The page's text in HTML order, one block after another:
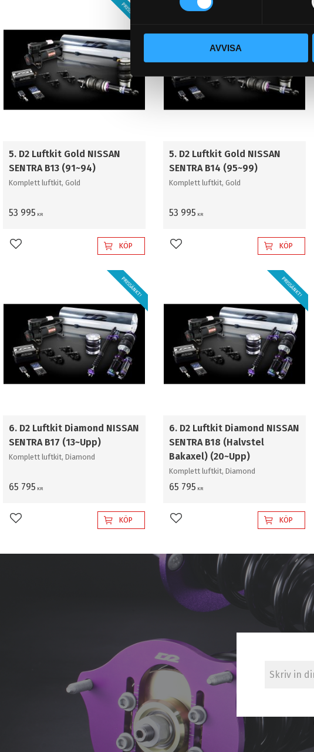
t
y
k
e
s
v
AVVISA
5. D2 Luftkit Gold NISSAN
SENTRA B13 (91~94)
Komplett luftkit, Gold
53 995 KR
PRISSÄNKT!
Lägg till i favoriter KÖP
5. D2 Luftkit Gold NISSAN
SENTRA B14 (95~99)
Komplett luftkit, Gold
53 995 KR
Lägg till i favoriter KÖP
6. D2 Luftkit Diamond NISSAN
SENTRA B17 (13~Upp)
Komplett luftkit, Diamond
65 795 KR
PRISSÄNKT!
Lägg till i favoriter KÖP
6. D2 Luftkit Diamond NISSAN
SENTRA B18 (Halvstel
Bakaxel) (20~Upp)
Komplett luftkit, Diamond
65 795 KR
PRISSÄNKT!
Lägg till i favoriter KÖP